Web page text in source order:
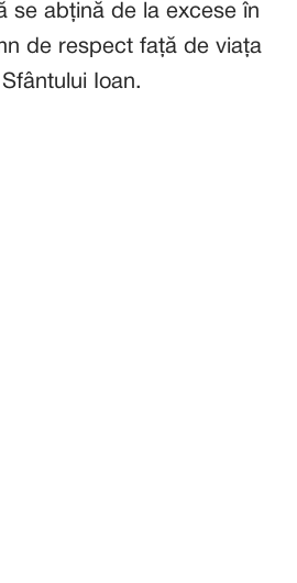
se abțină de la excese în
de respect față de viața
Ioan.